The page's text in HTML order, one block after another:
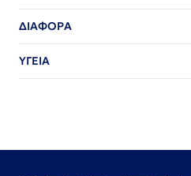
ΔΙΑΦΟΡΑ
ΥΓΕΙΑ